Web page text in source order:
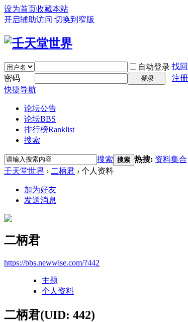
设为首页收藏本站
开启辅助访问 切换到窄版
自动登录 找
密码
登录
注册
快捷导航
论坛公告
论坛BBS
排行榜Ranklist
搜索
搜索 搜索 热搜: 资料集合
壬天堂世界 › 二柄君 › 个人资料
加为好友
发送消息
二柄君
https://bbs.newwise.com/?442
主题
个人资料
二柄君(UID: 442)